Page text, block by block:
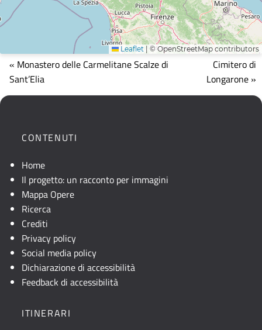
Leaflet | © OpenStreetMap contributors
Mappa
che
la
geografica
mappa
non
visibile,
consultare
descrizione
« Monastero delle Carmelitane Scalze di
Sant’Elia
Cimitero di
Longarone »
CONTENUTI
Home
Il progetto: un racconto per immagini
Mappa Opere
Ricerca
Crediti
Privacy policy
Social media policy
Dichiarazione di accessibilità
Feedback di accessibilità
ITINERARI